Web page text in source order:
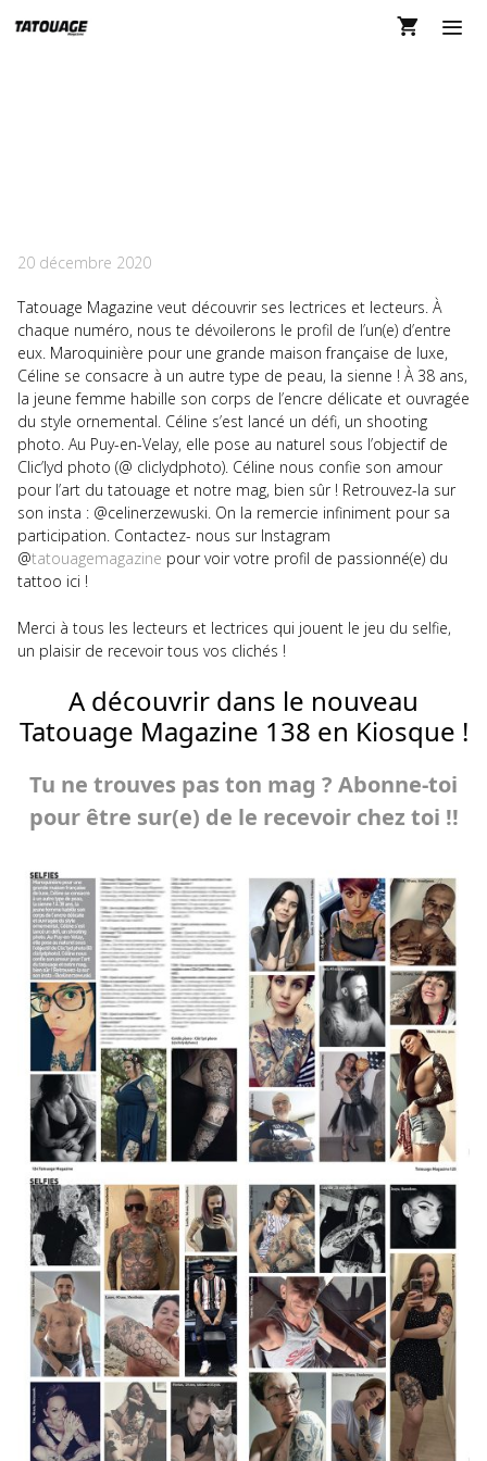
au
20 décembre 2020
Tatouage Magazine veut découvrir ses lectrices et lecteurs. À
chaque numéro, nous te dévoilerons le profil de l’un(e) d’entre
eux. Maroquinière pour une grande maison française de luxe,
Céline se consacre à un autre type de peau, la sienne ! À 38 ans,
la jeune femme habille son corps de l’encre délicate et ouvragée
du style ornemental. Céline s’est lancé un défi, un shooting
photo. Au Puy-en-Velay, elle pose au naturel sous l’objectif de
Clic’lyd photo (@ cliclydphoto). Céline nous confie son amour
pour l’art du tatouage et notre mag, bien sûr ! Retrouvez-la sur
son insta : @celinerzewuski. On la remercie infiniment pour sa
participation. Contactez- nous sur Instagram
@tatouagemagazine pour voir votre profil de passionné(e) du
tattoo ici !
Merci à tous les lecteurs et lectrices qui jouent le jeu du selfie,
un plaisir de recevoir tous vos clichés !
A découvrir dans le nouveau
Tatouage Magazine 138 en Kiosque !
Tu ne trouves pas ton mag ? Abonne-toi
pour être sur(e) de le recevoir chez toi !!